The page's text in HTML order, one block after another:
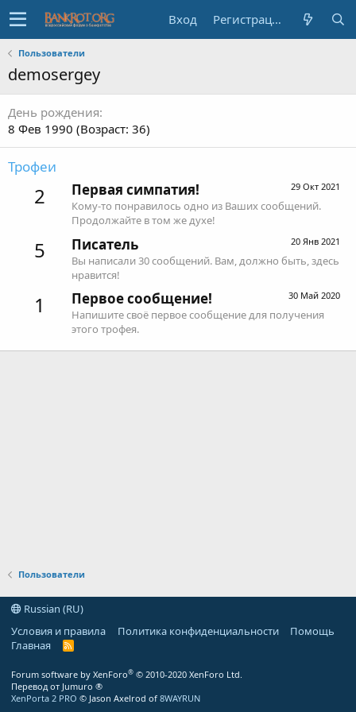
Вход Регистрация
Пользователи
demosergey
День рождения
8 Фев 1990 (Возраст: 36)
Трофеи
2 29 Окт 2021
Первая симпатия!
Кому-то понравилось одно из Ваших сообщений.
Продолжайте в том же духе!
5 20 Янв 2021
Писатель
Вы написали 30 сообщений. Вам, должно быть, здесь
нравится!
1 30 Май 2020
Первое сообщение!
Напишите своё первое сообщение для получения
этого трофея.
Пользователи
Russian (RU)
Условия и правила
Политика конфиденциальности
Помощь
Главная
R
Forum software by XenForo® © 2010-2020 XenForo Ltd.
Перевод от Jumuro ®
XenPorta 2 PRO © Jason Axelrod of 8WAYRUN